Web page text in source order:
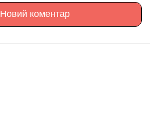
Новий коментар